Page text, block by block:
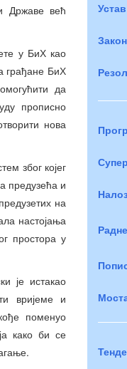
Државе већ
у БиХ као
грађане БиХ
да
прописно
нова
због којег
предузећа и
на
настојања
простора у
је истакао
вријеме и
поменуо
како би се